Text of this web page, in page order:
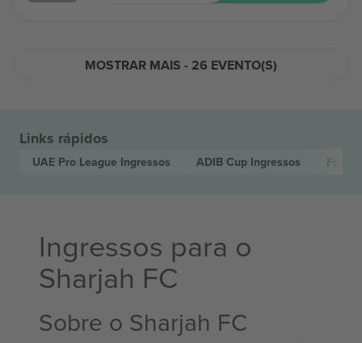
MOSTRAR MAIS - 26 EVENTO(S)
Links rápidos
UAE Pro League Ingressos ADIB Cup Ingressos
Ingressos para o
Sharjah FC
Sobre o Sharjah FC